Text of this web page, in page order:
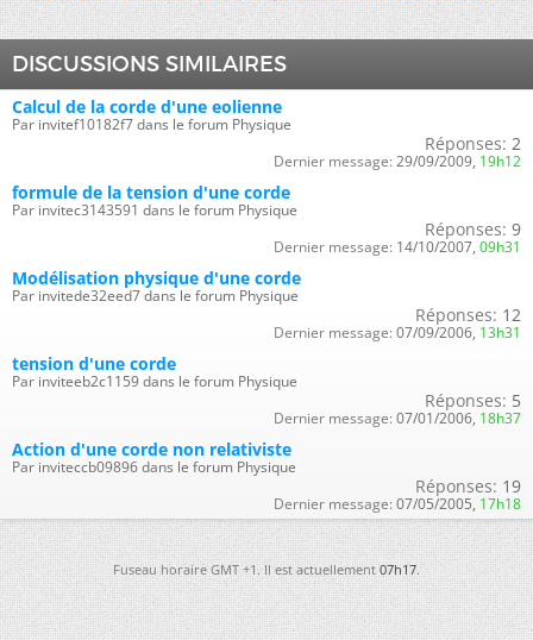
DISCUSSIONS SIMILAIRES
Calcul de la corde d'une eolienne
Par invitef10182f7 dans le forum Physique
Réponses: 2
Dernier message: 29/09/2009, 19h12
formule de la tension d'une corde
Par invitec3143591 dans le forum Physique
Réponses: 9
Dernier message: 14/10/2007, 09h31
Modélisation physique d'une corde
Par invitede32eed7 dans le forum Physique
Réponses: 12
Dernier message: 07/09/2006, 13h31
tension d'une corde
Par inviteeb2c1159 dans le forum Physique
Réponses: 5
Dernier message: 07/01/2006, 18h37
Action d'une corde non relativiste
Par inviteccb09896 dans le forum Physique
Réponses: 19
Dernier message: 07/05/2005, 17h18
Fuseau horaire GMT +1. Il est actuellement07h17.